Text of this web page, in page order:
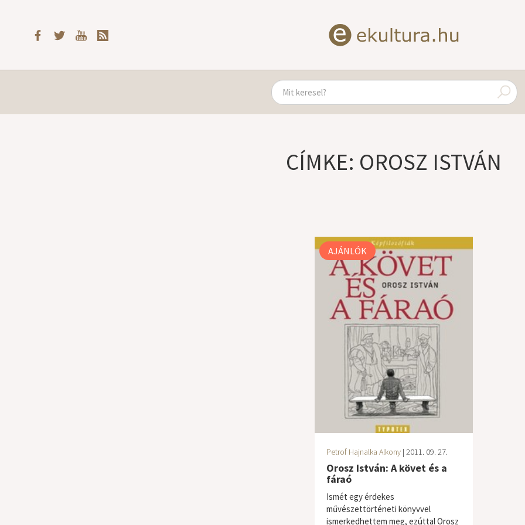
CÍMKE: OROSZ ISTVÁN
AJÁNLÓK
Petrof Hajnalka Alkony | 2011. 09. 27.
Orosz István: A követ és a
fáraó
Ismét egy érdekes
művészettörténeti könyvvel
ismerkedhettem meg, ezúttal Orosz